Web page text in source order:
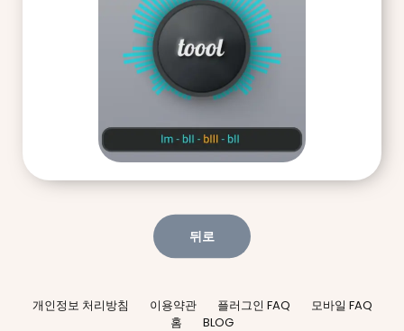
뒤로
개인정보 처리방침 이용약관 플러그인 FAQ
모바일 FAQ
홈
BLOG